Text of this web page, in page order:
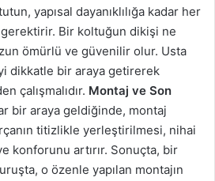
yapısal dayanıklılığa kadar her
Bir koltuğun dikişi ne
ömürlü ve güvenilir olur. Usta
dikkatle bir araya getirerek
çalışmalıdır. Montaj ve Son
bir araya geldiğinde, montaj
titizlikle yerleştirilmesi, nihai
konforunu artırır. Sonuçta, bir
o özenle yapılan montajın